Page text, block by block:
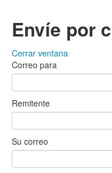
Envíe por
Cerrar ventana
Correo para
Remitente
Su correo